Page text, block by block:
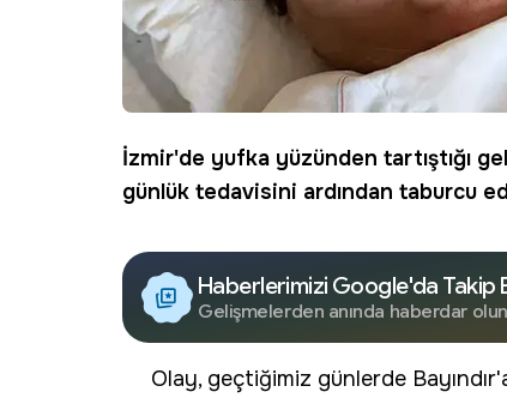
İzmir'de yufka yüzünden tartıştığı
günlük tedavisini ardından taburcu
Haberlerimizi Google'da Takip
Gelişmelerden anında haberdar
Olay, geçtiğimiz günlerde